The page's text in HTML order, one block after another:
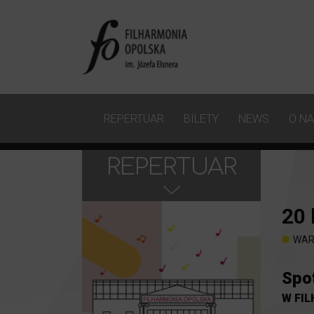
REPERTUAR BILETY NEWS O
REPERTUAR
20
W